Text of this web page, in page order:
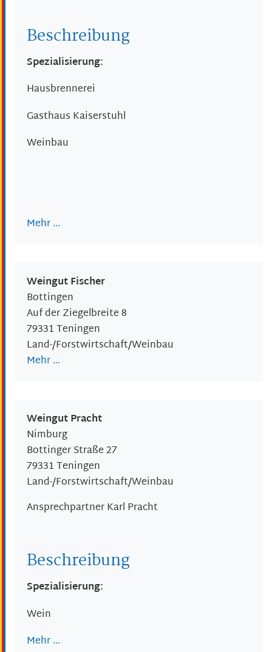
Beschreibung
Spezialisierung:
Hausbrennerei
Gasthaus Kaiserstuhl
Weinbau
Mehr …
Weingut Fischer
Bottingen
Auf der Ziegelbreite 8
79331Teningen
Land-/Forstwirtschaft/Weinbau
Mehr …
Weingut Pracht
Nimburg
Bottinger Straße 27
79331Teningen
Land-/Forstwirtschaft/Weinbau
AnsprechpartnerKarl Pracht
Beschreibung
Spezialisierung:
Wein
Mehr …